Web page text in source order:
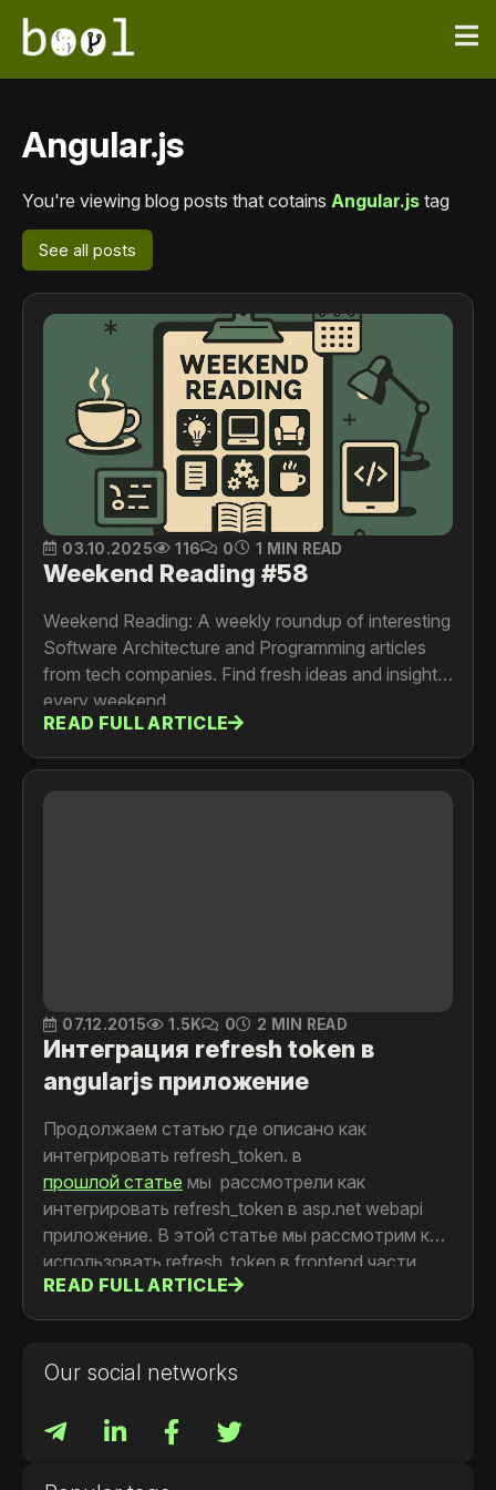
Angular.js
You're viewing blog posts that cotains Angular.js tag
See all posts
03.10.2025 116 0 1 MIN READ
Weekend Reading #58
Weekend Reading: A weekly roundup of interesting
Software Architecture and Programming articles
from tech companies. Find fresh ideas and insights
every weekend.
READ FULL ARTICLE
07.12.2015 1.5K 0 2 MIN READ
Интеграция refresh token в
angularjs приложение
Продолжаем статью где описано как
интегрировать refresh_token. в
прошлой статье мы рассмотрели как
интегрировать refresh_token в asp.net webapi
приложение. В этой статье мы рассмотрим как
использовать refresh_token в frontend части
написанной наangular.js
READ FULL ARTICLE
Our social networks